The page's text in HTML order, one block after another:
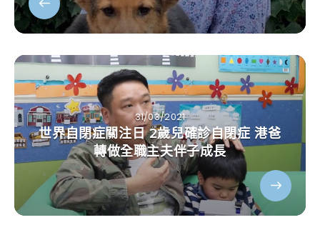
31/03/2021
世界自閉症關注日 2歲兒確診自閉症 港爸
轉做全職主夫伴子成長